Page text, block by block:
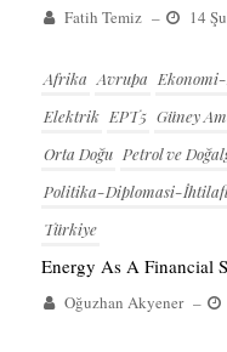
Fatih Temiz – 14
Afrika Avrupa
Elektrik EPT5 Güney
Orta Doğu Petrol ve
Politika-Diplomasi-
Türkiye
Energy As A Financial
Oğuzhan Akyener –